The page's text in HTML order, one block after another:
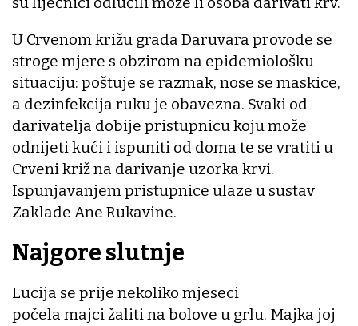
U Crvenom križu grada Daruvara provode se
stroge mjere s obzirom na epidemiološku
situaciju: poštuje se razmak, nose se maskice,
a dezinfekcija ruku je obavezna. Svaki od
darivatelja dobije pristupnicu koju može
odnijeti kući i ispuniti od doma te se vratiti u
Crveni križ na darivanje uzorka krvi.
Ispunjavanjem pristupnice ulaze u sustav
Zaklade Ane Rukavine.
Najgore slutnje
Lucija se prije nekoliko mjeseci
počela majci žaliti na bolove u grlu. Majka joj